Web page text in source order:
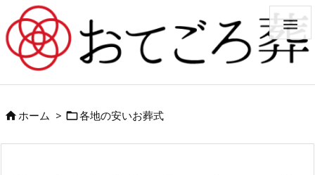

ホーム > 各地の安いお葬式